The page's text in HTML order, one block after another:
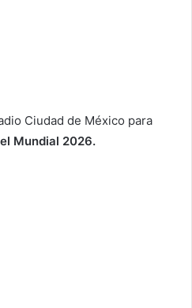
Ciudad de México para
Mundial 2026.